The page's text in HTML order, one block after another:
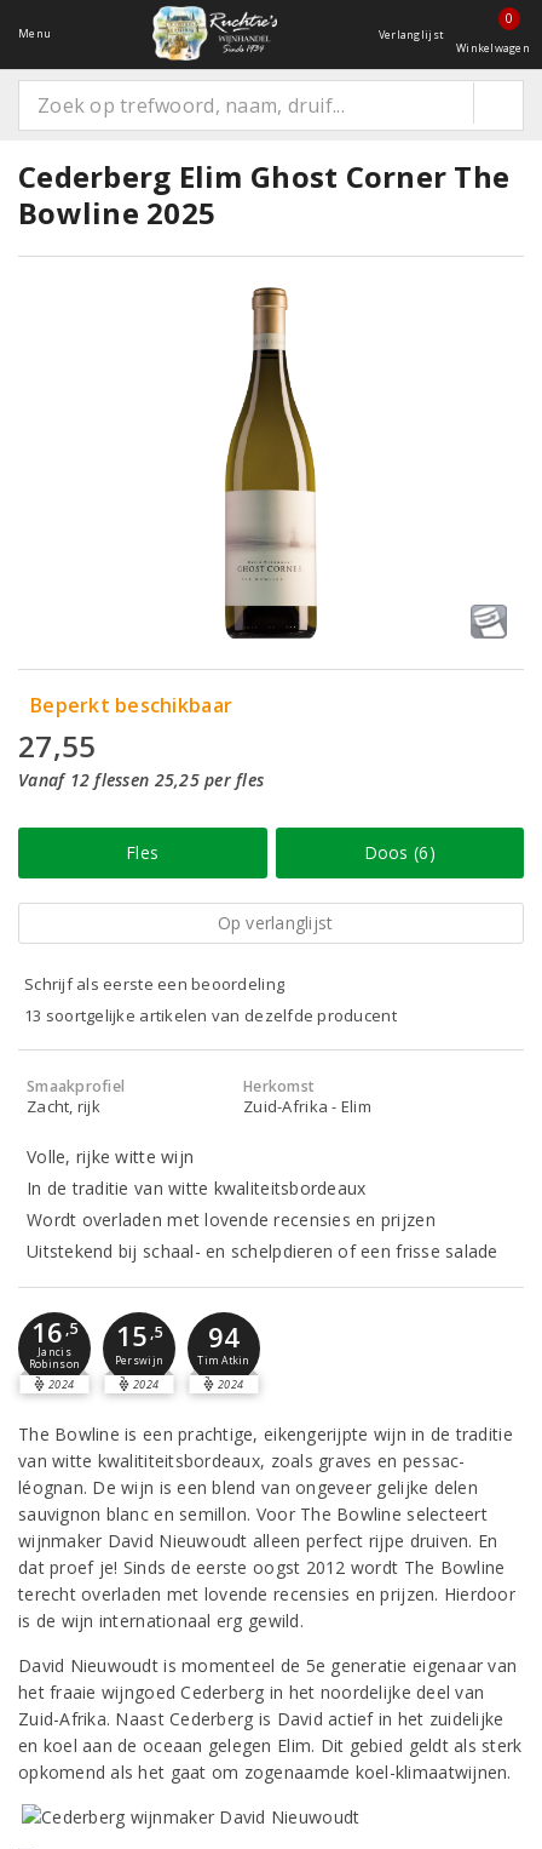
Menu Verlanglijst
0
Winkelwagen
Cederberg Elim Ghost Corner The
Bowline 2025
Beperkt beschikbaar
27,55
Vanaf 12 flessen 25,25 per fles
Fles Doos (6)
Op verlanglijst
Schrijf als eerste een beoordeling
13 soortgelijke artikelen van dezelfde producent
Smaakprofiel
Zacht, rijk
Herkomst
Zuid-Afrika - Elim
Volle, rijke witte wijn
In de traditie van witte kwaliteitsbordeaux
Wordt overladen met lovende recensies en prijzen
Uitstekend bij schaal- en schelpdieren of een frisse salade
16 ,5
Jancis
Robinson
2024
15 ,5
Perswijn
2024
94
Tim Atkin
2024
The Bowline is een prachtige, eikengerijpte wijn in de traditie
van witte kwalititeitsbordeaux, zoals graves en pessac-
léognan. De wijn is een blend van ongeveer gelijke delen
sauvignon blanc en semillon. Voor The Bowline selecteert
wijnmaker David Nieuwoudt alleen perfect rijpe druiven. En
dat proef je! Sinds de eerste oogst 2012 wordt The Bowline
terecht overladen met lovende recensies en prijzen. Hierdoor
is de wijn internationaal erg gewild.
David Nieuwoudt is momenteel de 5e generatie eigenaar van
het fraaie wijngoed Cederberg in het noordelijke deel van
Zuid-Afrika. Naast Cederberg is David actief in het zuidelijke
en koel aan de oceaan gelegen Elim. Dit gebied geldt als sterk
opkomend als het gaat om zogenaamde koel-klimaatwijnen.